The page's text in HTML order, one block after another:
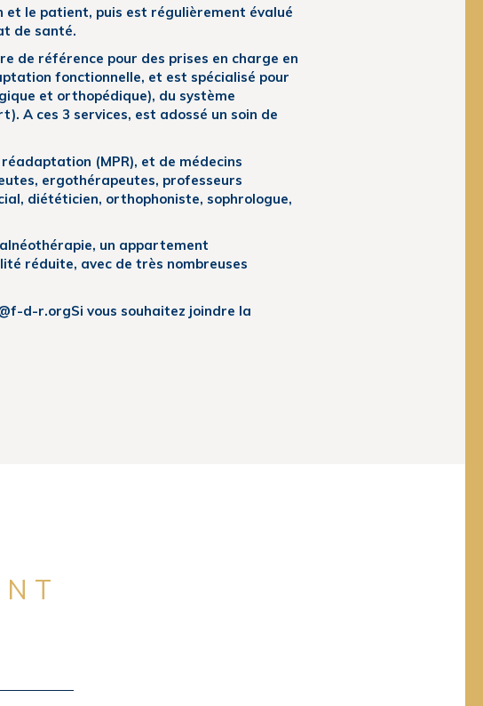
et le patient, puis est régulièrement évalué
de santé.
de référence pour des prises en charge en
fonctionnelle, et est spécialisé pour
et orthopédique), du système
A ces 3 services, est adossé un soin de
(MPR), et de médecins
ergothérapeutes, professeurs
diététicien, orthophoniste, sophrologue,
un appartement
réduite, avec de très nombreuses
d-r.orgSi vous souhaitez joindre la